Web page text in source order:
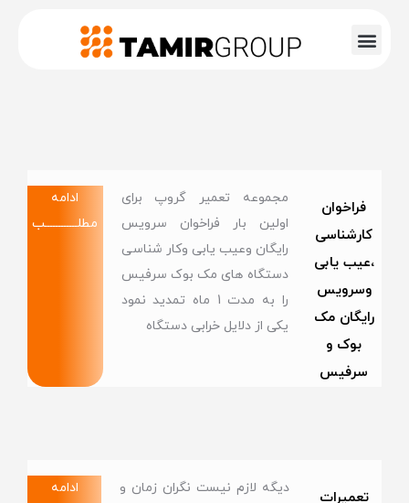
فراخوان
کارشناسی
،عیب یابی
وسرویس
رایگان مک
بوک و
سرفیس
مجموعه تعمیر گروپ برای
اولین بار فراخوان سرویس
رایگان وعیب یابی وکار شناسی
دستگاه های مک بوک سرفیس
را به مدت 1 ماه تمدید نمود
یکی از دلایل خرابی دستگاه
ادامه
مطلــــــــــــب
تعمیرات
دیگه لازم نیست نگران زمان و
ادامه